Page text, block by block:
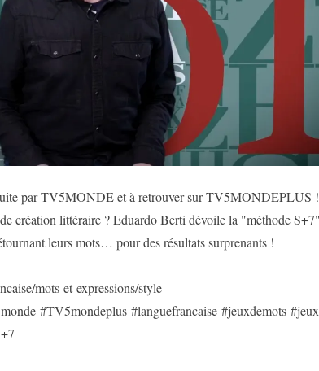
par TV5MONDE et à retrouver sur TV5MONDEPLUS !
création littéraire ? Eduardo Berti dévoile la "méthode
leurs mots… pour des résultats surprenants !
mots-et-expressions/style
#TV5mondeplus #languefrancaise #jeuxdemots